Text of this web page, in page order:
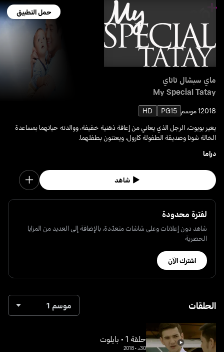
حمل التطبيق
ماي سبشال تاتاي
My Special Tatay
20181 موسم PG15
HD
يغير بويوت، الرجل الذي يعاني من إعاقة ذهنية خفيفة، ووالدته حياتهما بمساعدة
الخالة شونا وصديقة الطفولة كارول، ويعتنون بطفلهما.
دراما
شاهد
لفترة محدودة
شاهد دون إعلانات وعلى شاشات متعدّدة، بالإضافة إلى العديد من المزايا
الحصرية
اشترك الآن
الحلقات موسم 1
حلقة 1 • بايلوت
30د •
2018